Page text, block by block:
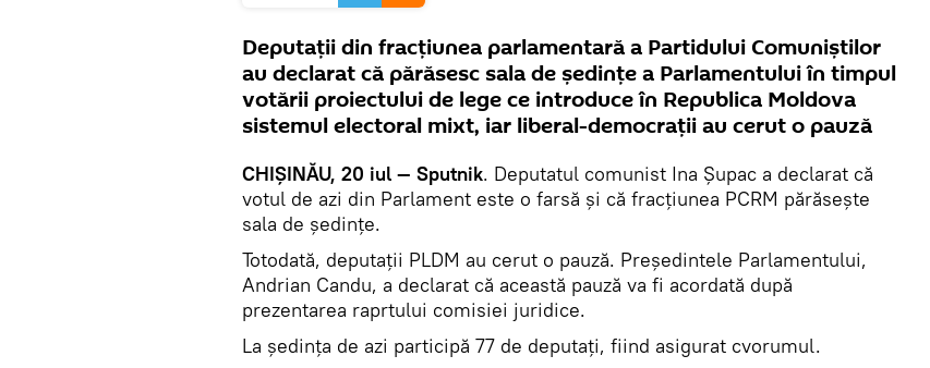
Deputații din fracțiunea parlamentară a Partidului Comuniștilor
au declarat că părăsesc sala de ședințe a Parlamentului în timpul
votării proiectului de lege ce introduce în Republica Moldova
sistemul electoral mixt, iar liberal-democrații au cerut o pauză
CHIȘINĂU, 20 iul — Sputnik. Deputatul comunist Ina Șupac a declarat că
votul de azi din Parlament este o farsă și că fracțiunea PCRM părăsește
sala de ședințe.
Totodată, deputații PLDM au cerut o pauză. Președintele Parlamentului,
Andrian Candu, a declarat că această pauză va fi acordată după
prezentarea raprtului comisiei juridice.
La ședința de azi participă 77 de deputați, fiind asigurat cvorumul.